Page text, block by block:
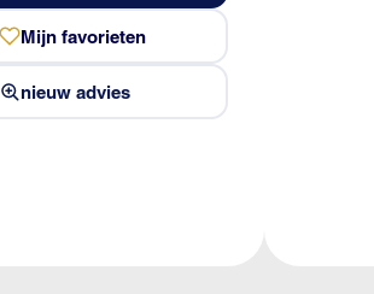
Mijn favorieten
nieuw advies